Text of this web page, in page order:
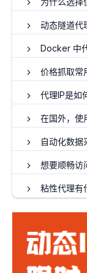
动态隧道代
Docker 中
价格抓取常
代理IP是如
在国外，使
自动化数据
想要顺畅访
粘性代理有